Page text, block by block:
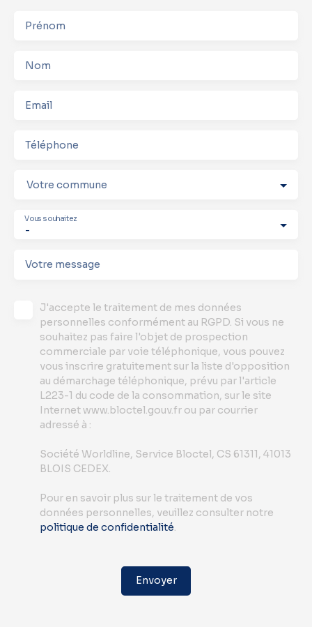
Prénom
Nom
Email
Téléphone
Votre commune
-
Vous souhaitez
Votre message
J'accepte le traitement de mes données
personnelles conformément au RGPD. Si vous ne
souhaitez pas faire l'objet de prospection
commerciale par voie téléphonique, vous pouvez
vous inscrire gratuitement sur la liste d'opposition
au démarchage téléphonique, prévu par l'article
L223-1 du code de la consommation, sur le site
Internet www.bloctel.gouv.fr ou par courrier
adressé à :
Société Worldline, Service Bloctel, CS 61311, 41013
BLOIS CEDEX.
Pour en savoir plus sur le traitement de vos
données personnelles, veuillez consulter notre
politique de confidentialité.
Envoyer